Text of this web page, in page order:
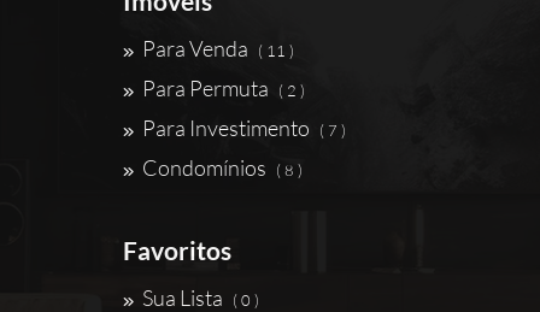
Para Venda ( 11 )
Para Permuta ( 2 )
Para Investimento ( 7 )
Condomínios ( 8 )
Favoritos
Sua Lista ( 0 )